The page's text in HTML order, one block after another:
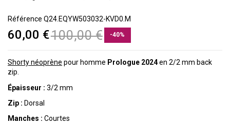
Référence Q24.EQYW503032-KVD0.M
60,00 €100,00 € -40%
Shorty néoprène pour homme Prologue 2024en 2/2 mm back
zip.
Épaisseur : 3/2 mm
Zip : Dorsal
Manches : Courtes